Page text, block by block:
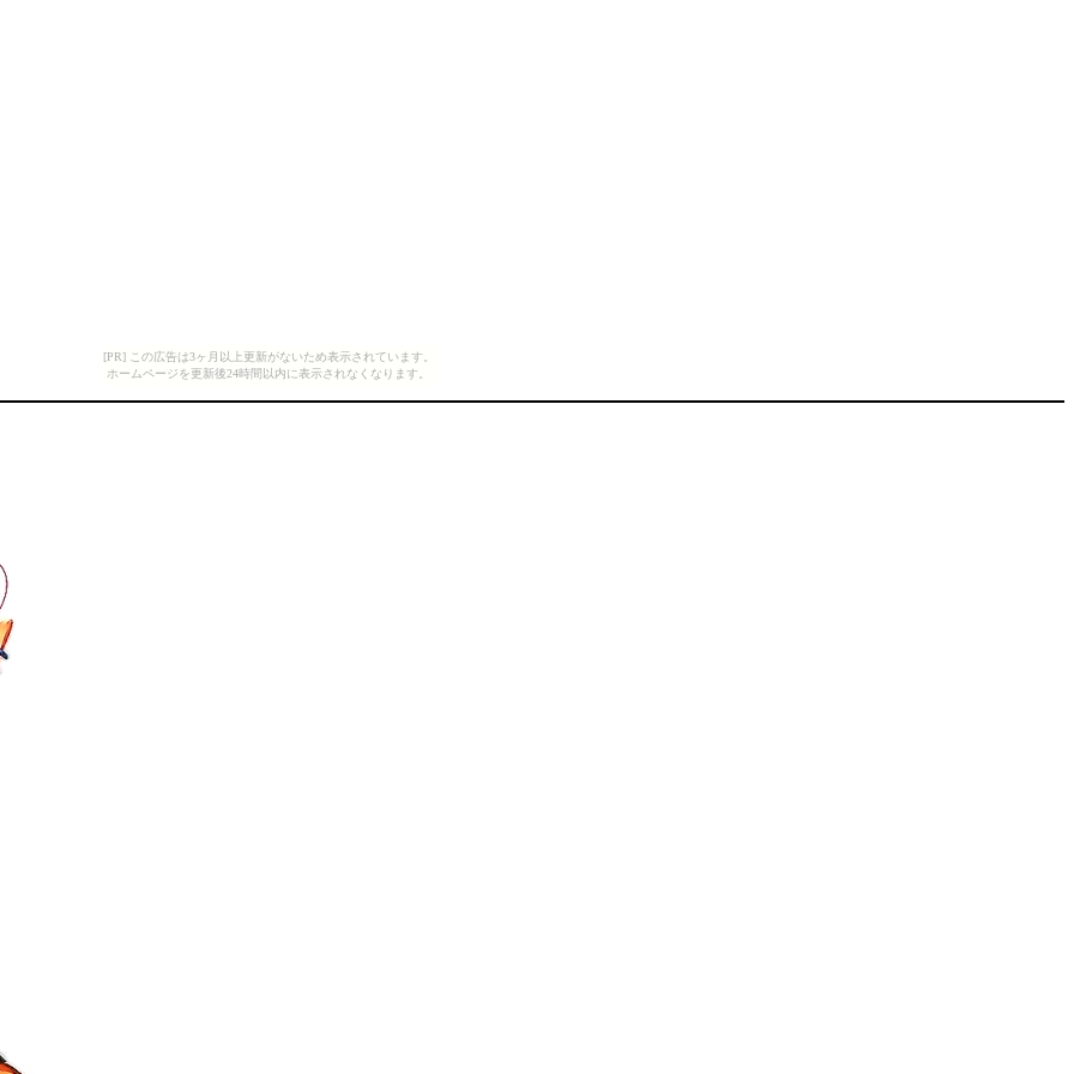
[PR] この広告は3ヶ月以上更新がないため表示されています。
ホームページを更新後24時間以内に表示されなくなります。